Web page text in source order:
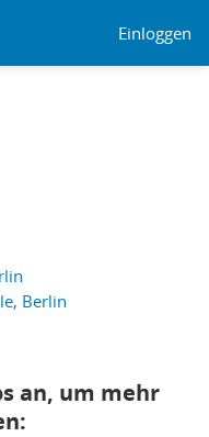
Einloggen
Berlin
an, um mehr